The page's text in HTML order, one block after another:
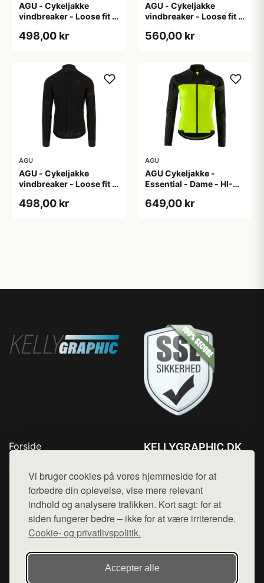
Vi bruger cookies på vores hjemmeside for at
forbedre din oplevelse, vise mere relevant
indhold og analysere trafikken. Kort sagt: for at
siden fungerer bedre – ikke for at være irriterende.
Cookie- og privatlivspolitik.
Accepter alle
AGU - Cykeljakke
vindbreaker - Loose fit -
498,00 kr
AGU - Cykeljakke
vindbreaker - Loose fit -
560,00 kr
AGU
AGU - Cykeljakke
vindbreaker - Loose fit -
498,00 kr
AGU
AGU Cykeljakke -
Essential - Dame - HI-
649,00 kr
Forside
Top Rabatter
Blog
Kontakt
KELLYGRAPHIC.DK
Mail: hej@want.dk
Cookie- og privatlivspolitik
Denne side er en del af want.dk, der udgiver en række
hjemmesider med præsentation af forskellige produkter fra